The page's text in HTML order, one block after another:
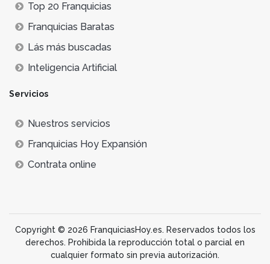
Top 20 Franquicias
Franquicias Baratas
Lás más buscadas
Inteligencia Artificial
Servicios
Nuestros servicios
Franquicias Hoy Expansión
Contrata online
Copyright © 2026 FranquiciasHoy.es. Reservados todos los
derechos. Prohibida la reproducción total o parcial en
cualquier formato sin previa autorización.